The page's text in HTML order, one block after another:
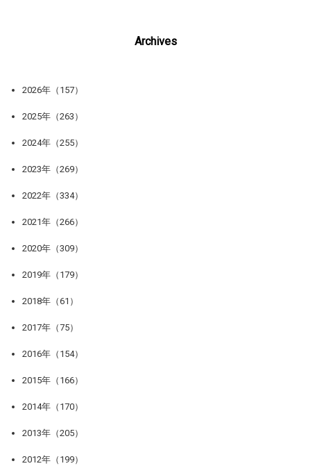
Archives
2026年（157）
2025年（263）
2024年（255）
2023年（269）
2022年（334）
2021年（266）
2020年（309）
2019年（179）
2018年（61）
2017年（75）
2016年（154）
2015年（166）
2014年（170）
2013年（205）
2012年（199）